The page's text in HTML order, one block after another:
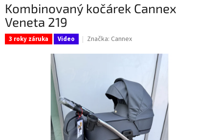
Kombinovaný kočárek Cannex
Veneta 219
3 roky záruka Video Značka: Cannex